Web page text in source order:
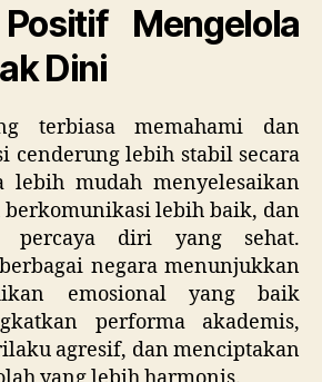
Mengelola
Dini
terbiasa memahami dan
cenderung lebih stabil secara
lebih mudah menyelesaikan
lebih baik, dan
percaya diri yang sehat.
negara menunjukkan
emosional yang baik
performa akademis,
agresif, dan menciptakan